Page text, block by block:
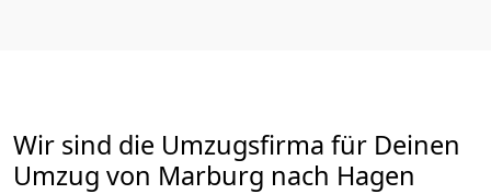
Wir sind die Umzugsfirma für Deinen
Umzug von Marburg nach Hagen